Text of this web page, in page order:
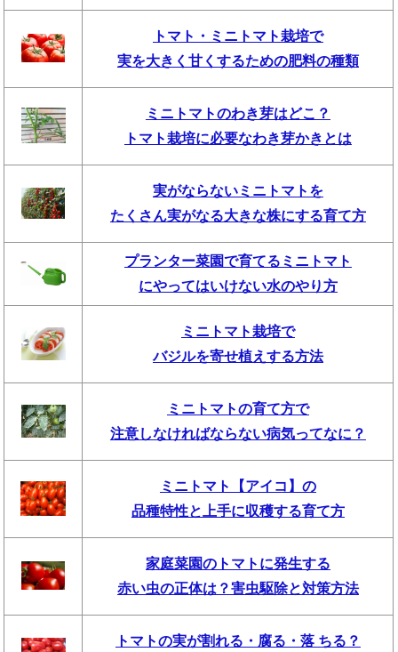
トマト・ミニトマト栽培で
実を大きく甘くするための肥料の種類
ミニトマトのわき芽はどこ？
トマト栽培に必要なわき芽かきとは
実がならないミニトマトを
たくさん実がなる大きな株にする育て方
プランター菜園で育てるミニトマト
にやってはいけない水のやり方
ミニトマト栽培で
バジルを寄せ植えする方法
ミニトマトの育て方で
注意しなければならない病気ってなに？
ミニトマト【アイコ】の
品種特性と上手に収穫する育て方
家庭菜園のトマトに発生する
赤い虫の正体は？害虫駆除と対策方法
トマトの実が割れる・腐る・落 ちる？